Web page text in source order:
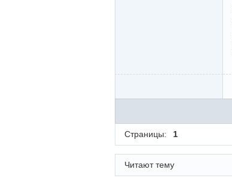
Страницы: 1
Читают тему